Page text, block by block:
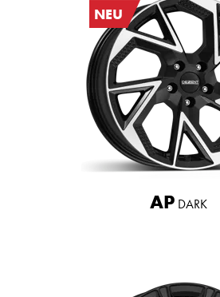
NEU
AP DARK